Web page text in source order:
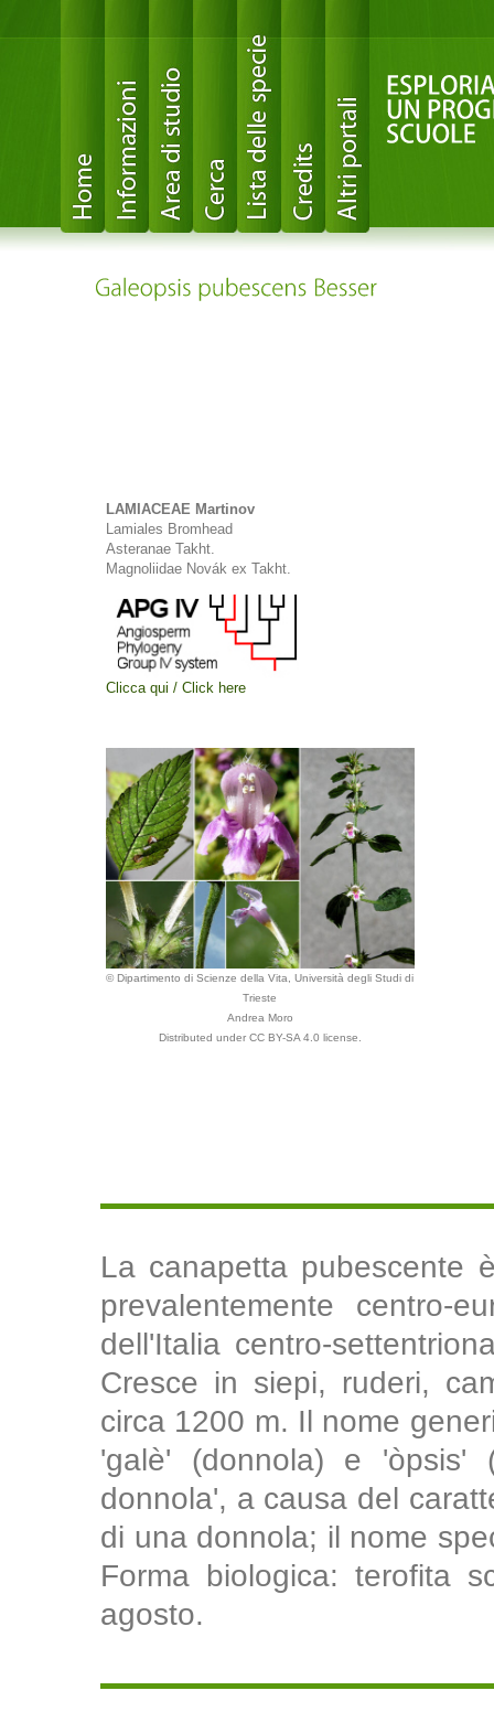
LAMIACEAE Martinov
Lamiales Bromhead
Asteranae Takht.
Magnoliidae Novák ex Takht.
Clicca qui / Click here
© Dipartimento di Scienze della Vita, Università degli Studi di
Trieste
Andrea Moro
Distributed under CC BY-SA 4.0 license.
La canapetta pubescente
prevalentemente centro-
dell'Italia centro-
Cresce in siepi, ruderi,
circa 1200 m. Il nome
'galè' (donnola) e 'òpsis'
donnola', a causa del
di una donnola; il nome
Forma biologica: terofita
agosto.